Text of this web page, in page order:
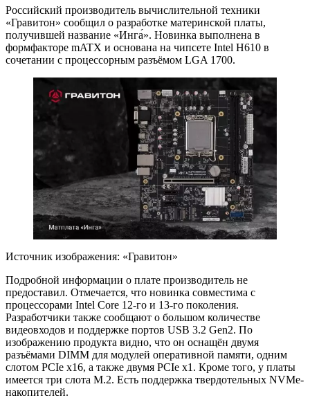
Российский производитель вычислительной техники
«Гравитон» сообщил о разработке материнской платы,
получившей название «Инга́». Новинка выполнена в
формфакторе mATX и основана на чипсете Intel H610 в
сочетании с процессорным разъёмом LGA 1700.
Источник изображения: «Гравитон»
Подробной информации о плате производитель не
предоставил. Отмечается, что новинка совместима с
процессорами Intel Core 12-го и 13-го поколения.
Разработчики также сообщают о большом количестве
видеовходов и поддержке портов USB 3.2 Gen2. По
изображению продукта видно, что он оснащён двумя
разъёмами DIMM для модулей оперативной памяти, одним
слотом PCIe x16, а также двумя PCIe x1. Кроме того, у платы
имеется три слота M.2. Есть поддержка твердотельных NVMe-
накопителей.